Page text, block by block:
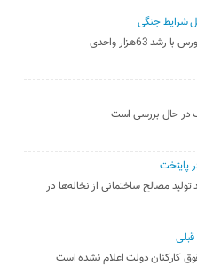
شرایط جنگی
63هزار واحدی
در حال بررسی است
پایتخت
مصالح ساختمانی از نخاله‌ها در
کارکنان دولت اعلام نشده است